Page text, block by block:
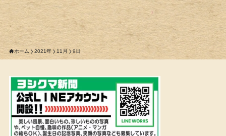
ホーム 2021年 11月 9日